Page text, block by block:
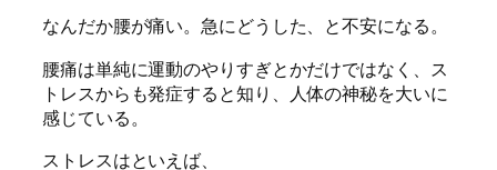
なんだか腰が痛い。急にどうした、と不安になる。
腰痛は単純に運動のやりすぎとかだけではなく、ス
トレスからも発症すると知り、人体の神秘を大いに
感じている。
ストレスはといえば、